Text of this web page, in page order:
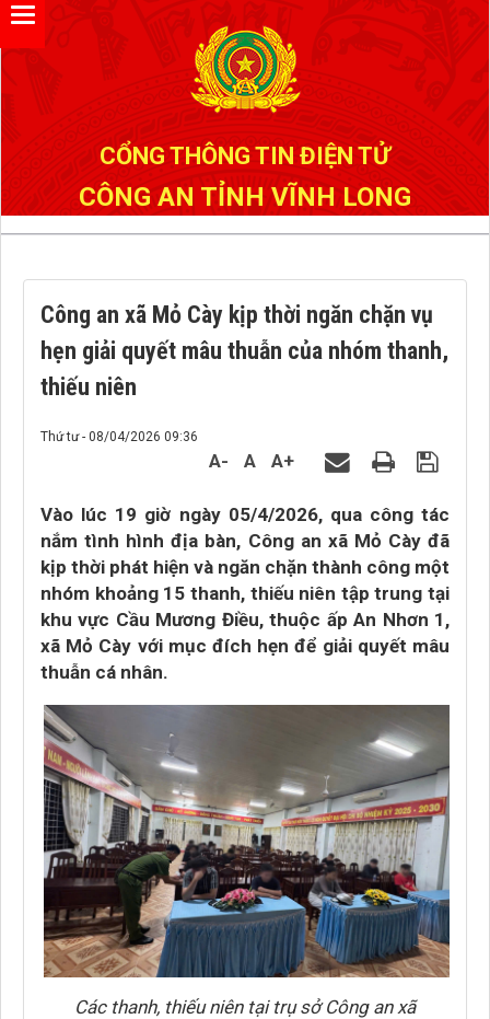
CỔNG THÔNG TIN ĐIỆN TỬ
CÔNG AN TỈNH VĨNH LONG
Công an xã Mỏ Cày kịp thời ngăn chặn vụ
hẹn giải quyết mâu thuẫn của nhóm thanh,
thiếu niên
Thứ tư - 08/04/2026 09:36
A- A A+
Vào lúc 19 giờ ngày 05/4/2026, qua công tác
nắm tình hình địa bàn, Công an xã Mỏ Cày đã
kịp thời phát hiện và ngăn chặn thành công một
nhóm khoảng 15 thanh, thiếu niên tập trung tại
khu vực Cầu Mương Điều, thuộc ấp An Nhơn 1,
xã Mỏ Cày với mục đích hẹn để giải quyết mâu
thuẫn cá nhân.
Các thanh, thiếu niên tại trụ sở Công an xã